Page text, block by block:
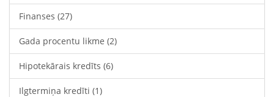
Finanses (27)
Gada procentu likme (2)
Hipotekārais kredīts (6)
Ilgtermiņa kredīti (1)